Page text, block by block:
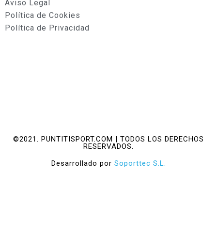
Aviso Legal
Política de Cookies
Política de Privacidad
©2021. PUNTITISPORT.COM | TODOS LOS DERECHOS
RESERVADOS.
Desarrollado por Soporttec S.L.